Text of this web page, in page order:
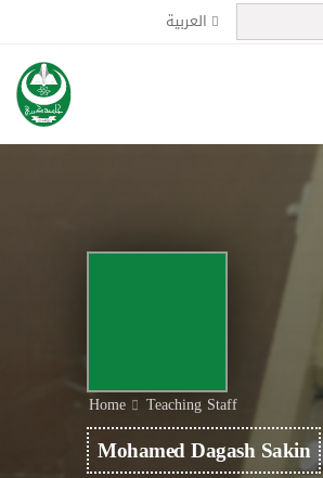
العربية
Home Teaching Staff
Mohamed Dagash Sakin